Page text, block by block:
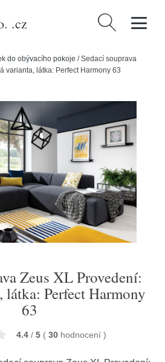
.cz Vyhledávání
do obývacího pokoje /Sedací souprava
varianta, látka: Perfect Harmony 63
Zeus XL Provedení:
látka: Perfect Harmony
63
4.4 / 5 ( 30 hodnocení )